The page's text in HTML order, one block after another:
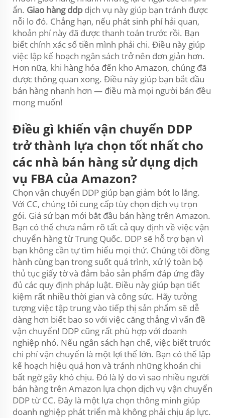
ẩn. Giao hàng ddp dịch vụ này giúp bạn tránh được
nỗi lo đó. Chẳng hạn, nếu phát sinh phí hải quan,
khoản phí này đã được thanh toán trước rồi. Bạn
biết chính xác số tiền mình phải chi. Điều này giúp
việc lập kế hoạch ngân sách trở nên đơn giản hơn.
Hơn nữa, khi hàng hóa đến kho Amazon, chúng đã
được thông quan xong. Điều này giúp bạn bắt đầu
bán hàng nhanh hơn — điều mà mọi người bán đều
mong muốn!
Điều gì khiến vận chuyển DDP
trở thành lựa chọn tốt nhất cho
các nhà bán hàng sử dụng dịch
vụ FBA của Amazon?
Chọn vận chuyển DDP giúp bạn giảm bớt lo lắng.
Với CC, chúng tôi cung cấp tùy chọn dịch vụ trọn
gói. Giả sử bạn mới bắt đầu bán hàng trên Amazon.
Bạn có thể chưa nắm rõ tất cả quy định về việc vận
chuyển hàng từ Trung Quốc. DDP sẽ hỗ trợ bạn vì
bạn không cần tự tìm hiểu mọi thứ. Chúng tôi đồng
hành cùng bạn trong suốt quá trình, xử lý toàn bộ
thủ tục giấy tờ và đảm bảo sản phẩm đáp ứng đầy
đủ các quy định pháp luật. Điều này giúp bạn tiết
kiệm rất nhiều thời gian và công sức. Hãy tưởng
tượng việc tập trung vào tiếp thị sản phẩm sẽ dễ
dàng hơn biết bao so với việc căng thẳng vì vấn đề
vận chuyển! DDP cũng rất phù hợp với doanh
nghiệp nhỏ. Nếu ngân sách hạn chế, việc biết trước
chi phí vận chuyển là một lợi thế lớn. Bạn có thể lập
kế hoạch hiệu quả hơn và tránh những khoản chi
bất ngờ gây khó chịu. Đó là lý do vì sao nhiều người
bán hàng trên Amazon lựa chọn dịch vụ vận chuyển
DDP từ CC. Đây là một lựa chọn thông minh giúp
doanh nghiệp phát triển mà không phải chịu áp lực.